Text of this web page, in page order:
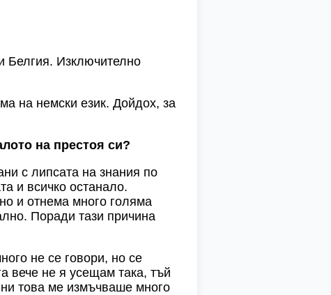
Белгия. Изключително
на немски език. Дойдох, за
на престоя си?
с липсата на знания по
и всичко останало.
и отнема много голяма
Поради тази причина
не се говори, но се
вече не я усещам така, тъй
това ме измъчваше много